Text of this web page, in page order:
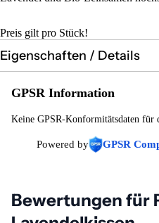
Preis gilt pro Stück!
Eigenschaften / Details
GPSR Information
Keine GPSR-Konformitätsdaten für
Powered by GPSR